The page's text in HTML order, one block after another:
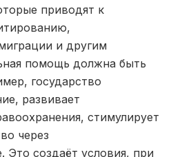
приводят к
и другим
помощь должна быть
государство
развивает
стимулирует
через
Это создаёт условия, при